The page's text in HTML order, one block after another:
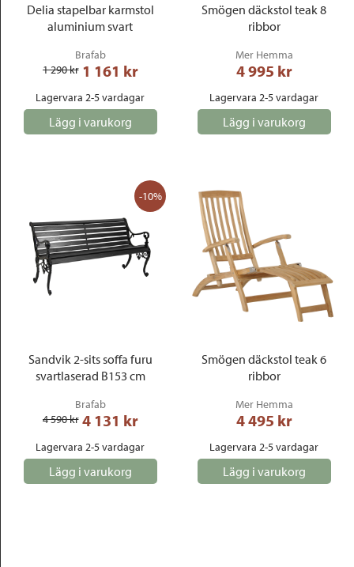
Delia stapelbar karmstol
aluminium svart
Brafab
1 290 kr 1 161 kr
Lagervara 2-5 vardagar
Lägg i varukorg
Smögen däckstol teak 8
ribbor
Mer Hemma
4 995 kr
Lagervara 2-5 vardagar
Lägg i varukorg
-10%
Sandvik 2-sits soffa furu
svartlaserad B153 cm
Brafab
4 590 kr 4 131 kr
Lagervara 2-5 vardagar
Lägg i varukorg
Smögen däckstol teak 6
ribbor
Mer Hemma
4 495 kr
Lagervara 2-5 vardagar
Lägg i varukorg